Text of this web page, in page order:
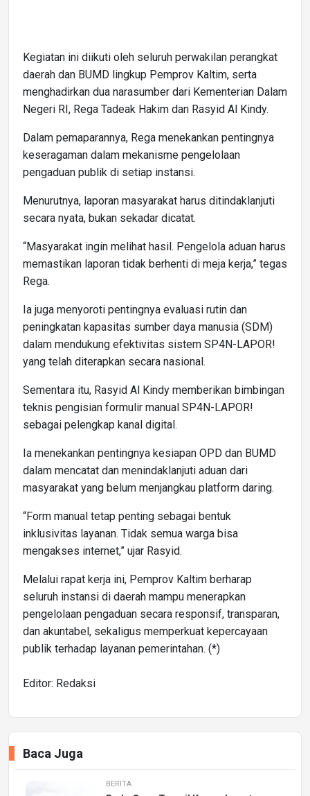
Kegiatan ini diikuti oleh seluruh perwakilan perangkat
daerah dan BUMD lingkup Pemprov Kaltim, serta
menghadirkan dua narasumber dari Kementerian Dalam
Negeri RI, Rega Tadeak Hakim dan Rasyid Al Kindy.
Dalam pemaparannya, Rega menekankan pentingnya
keseragaman dalam mekanisme pengelolaan
pengaduan publik di setiap instansi.
Menurutnya, laporan masyarakat harus ditindaklanjuti
secara nyata, bukan sekadar dicatat.
“Masyarakat ingin melihat hasil. Pengelola aduan harus
memastikan laporan tidak berhenti di meja kerja,” tegas
Rega.
Ia juga menyoroti pentingnya evaluasi rutin dan
peningkatan kapasitas sumber daya manusia (SDM)
dalam mendukung efektivitas sistem SP4N-LAPOR!
yang telah diterapkan secara nasional.
Sementara itu, Rasyid Al Kindy memberikan bimbingan
teknis pengisian formulir manual SP4N-LAPOR!
sebagai pelengkap kanal digital.
Ia menekankan pentingnya kesiapan OPD dan BUMD
dalam mencatat dan menindaklanjuti aduan dari
masyarakat yang belum menjangkau platform daring.
“Form manual tetap penting sebagai bentuk
inklusivitas layanan. Tidak semua warga bisa
mengakses internet,” ujar Rasyid.
Melalui rapat kerja ini, Pemprov Kaltim berharap
seluruh instansi di daerah mampu menerapkan
pengelolaan pengaduan secara responsif, transparan,
dan akuntabel, sekaligus memperkuat kepercayaan
publik terhadap layanan pemerintahan. (*)
Editor: Redaksi
Baca Juga
BERITA